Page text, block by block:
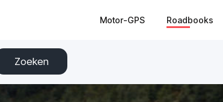
Motor-GPS Roadbooks
Zoeken